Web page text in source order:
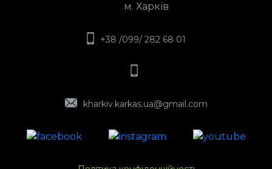
м. Харків
+38 /099/ 282 68 01
kharkiv.karkas.ua@gmail.com